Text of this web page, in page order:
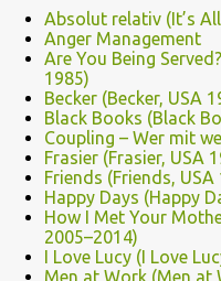
Absolut relativ (It’s
Anger Management
Are You Being
1985)
Becker (Becker, USA
Black Books (Black
Coupling – Wer mit
Frasier (Frasier, USA
Friends (Friends, USA
Happy Days (Happy
How I Met Your
2005–2014)
I Love Lucy (I Love
Men at Work (Men at